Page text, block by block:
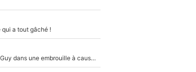
qui a tout gâché !
«Détester à vie», Stéphane Guy dans une embrouille à cause du PSG !